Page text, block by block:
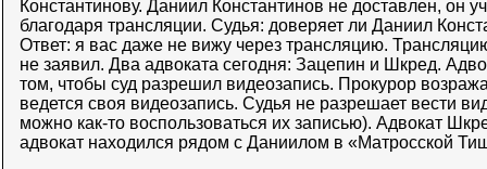
Константинову. Даниил Константинов не доставлен, он
благодаря трансляции. Судья: доверяет ли Даниил
Ответ: я вас даже не вижу через трансляцию.
не заявил. Два адвоката сегодня: Зацепин и Шкред.
том, чтобы суд разрешил видеозапись. Прокурор
ведется своя видеозапись. Судья не разрешает вести
можно как-то воспользоваться их записью). Адвокат
адвокат находился рядом с Даниилом в «Матросской